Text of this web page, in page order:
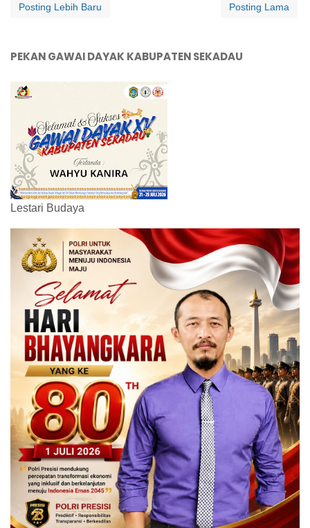
Posting Lebih Baru Posting Lama
PEKAN GAWAI DAYAK KABUPATEN SEKADAU
Lestari Budaya